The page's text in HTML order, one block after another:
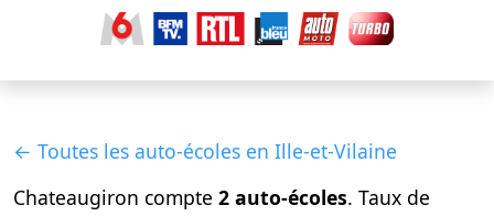
← Toutes les auto-écoles en Ille-et-Vilaine
Chateaugiron compte 2 auto-écoles. Taux de